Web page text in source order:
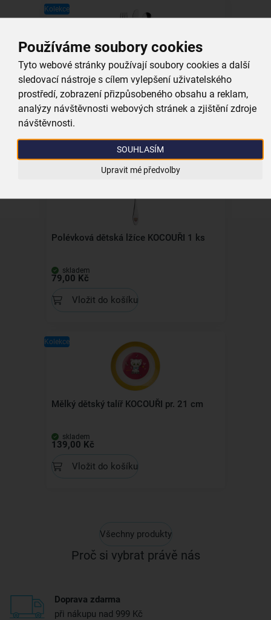
Používáme soubory cookies
Tyto webové stránky používají soubory cookies a další
sledovací nástroje s cílem vylepšení uživatelského
prostředí, zobrazení přizpůsobeného obsahu a reklam,
analýzy návštěvnosti webových stránek a zjištění zdroje
návštěvnosti.
SOUHLASÍM
Upravit mé předvolby
Kolekce
Jídelní dětský příbor KOCOUŘI 3 díly
skladem
229,00 Kč
Polévková dětská lžíce KOCOUŘI 1 ks
skladem
79,00 Kč
Vložit do košíku
Kolekce
Mělký dětský talíř KOCOUŘI pr. 21 cm
skladem
139,00 Kč
Vložit do košíku
Všechny produkty
Proč si vybrat právě nás
Doprava zdarma
při nákupu nad 999 Kč